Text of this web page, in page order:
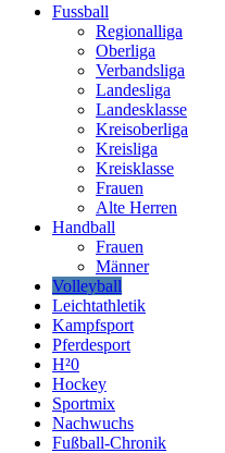
Fussball
Regionalliga
Oberliga
Verbandsliga
Landesliga
Landesklasse
Kreisoberliga
Kreisliga
Kreisklasse
Frauen
Alte Herren
Handball
Frauen
Männer
Volleyball
Leichtathletik
Kampfsport
Pferdesport
H²0
Hockey
Sportmix
Nachwuchs
Fußball-Chronik